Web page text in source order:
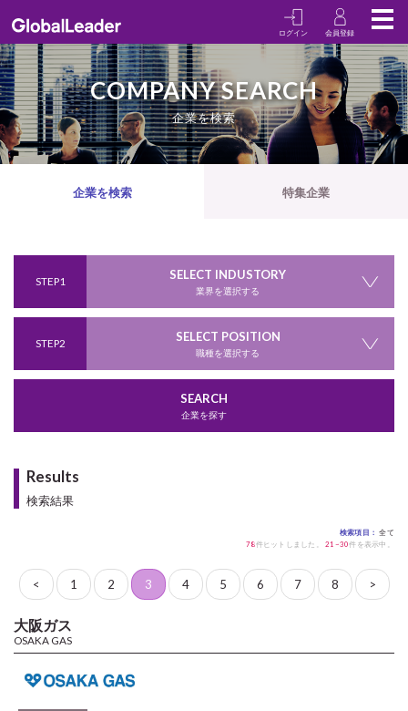
ログイン 会員登録
TOP COMAPNY
COMPANY SEARCH
企業を検索
企業を検索 特集企業
STEP1 SELECT INDUSTORY
業界を選択する
STEP2 SELECT POSITION
職種を選択する
SEARCH
企業を探す
Results
検索結果
検索項目： 全て
78件ヒットしました。21~30件を表示中。
< 1 2 3 4 5 6 7 8 >
大阪ガス
OSAKA GAS